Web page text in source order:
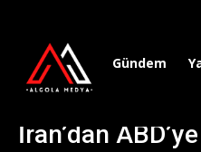
Gündem
İran’dan